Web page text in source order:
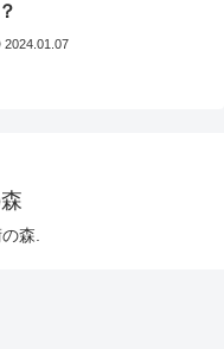
2024.01.07
森.